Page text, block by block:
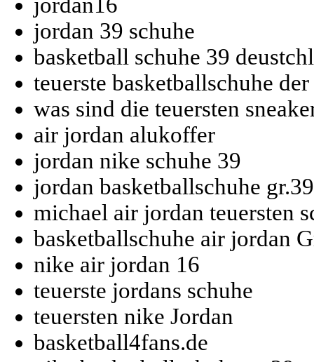
jordan 39 schuhe
basketball schuhe 39
teuerste basketballschuhe
was sind die teuersten
air jordan alukoffer
jordan nike schuhe 39
jordan basketballschuhe gr.39
michael air jordan teuersten
basketballschuhe air jordan
nike air jordan 16
teuerste jordans schuhe
teuersten nike Jordan
basketball4fans.de